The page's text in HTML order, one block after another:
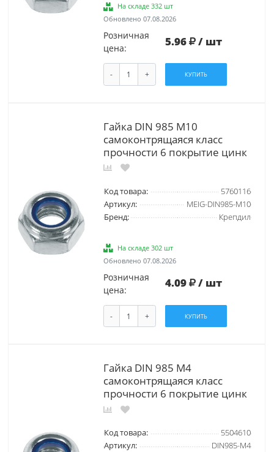
На складе 332 шт
Обновлено 07.08.2026
Розничная
цена:
5.96 / шт
- + КУПИТЬ
Гайка DIN 985 М10
самоконтрящаяся класс
прочности 6 покрытие цинк
Код товара:
5760116
Артикул:
MEIG-DIN985-М10
Бренд:
Крепдил
На складе 302 шт
Обновлено 07.08.2026
Розничная
цена:
4.09 / шт
- + КУПИТЬ
Гайка DIN 985 М4
самоконтрящаяся класс
прочности 6 покрытие цинк
Код товара:
5504610
Артикул:
DIN985-М4